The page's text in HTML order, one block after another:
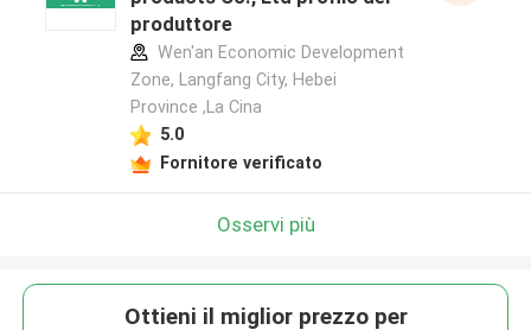
produttore
Wen'an Economic Development
Zone, Langfang City, Hebei
Province ,La Cina
5.0
Fornitore verificato
Osservi più
Ottieni il miglior prezzo per